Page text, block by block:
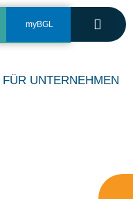
myBGL
FÜR UNTERNEHMEN